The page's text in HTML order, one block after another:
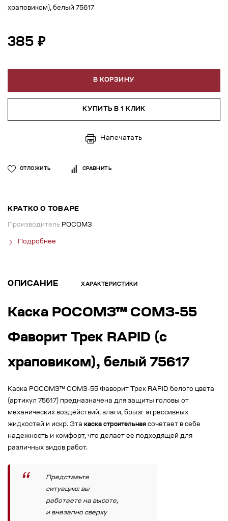
храповиком), белый 75617
385 ₽
В КОРЗИНУ
КУПИТЬ В 1 КЛИК
Напечатать
ОТЛОЖИТЬ СРАВНИТЬ
КРАТКО О ТОВАРЕ
Производитель РОСОМЗ
Подробнее
ОПИСАНИЕ ХАРАКТЕРИСТИКИ
Каска РОСОМЗ™ СОМЗ-55
Фаворит Трек RAPID (с
храповиком), белый 75617
Каска РОСОМЗ™ СОМЗ-55 Фаворит Трек RAPID белого цвета
(артикул 75617) предназначена для защиты головы от
механических воздействий, влаги, брызг агрессивных
жидкостей и искр. Эта каска строительная сочетает в себе
надежность и комфорт, что делает ее подходящей для
различных видов работ.
Представьте
ситуацию: вы
работаете на высоте,
и внезапно сверху